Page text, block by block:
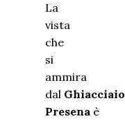
La
vista
che
si
ammira
dal Ghiacciaio
Presena è